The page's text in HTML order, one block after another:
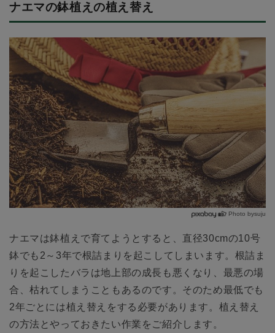
ナエマの鉢植えの植え替え
Photo bysuju
ナエマは鉢植えで育てようとすると、直径30cmの10号
鉢でも2～3年で根詰まりを起こしてしまいます。根詰ま
りを起こしたバラは地上部の成長も悪くなり、最悪の場
合、枯れてしまうこともあるのです。そのため最低でも
2年ごとには植え替えをする必要があります。植え替え
の方法とやっておきたい作業をご紹介します。